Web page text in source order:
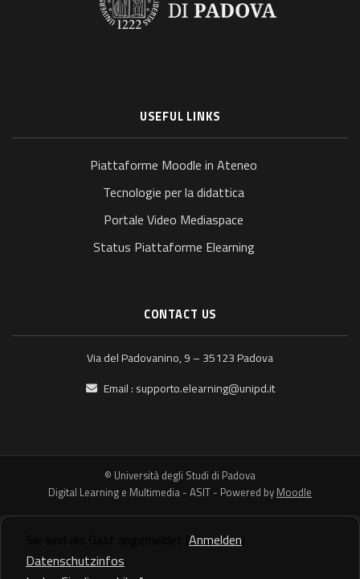
USEFUL LINKS
Piattaforme Moodle in Ateneo
Tecnologie per la didattica
Portale Video Mediaspace
Status Piattaforme Elearning
CONTACT US
Via del Padovanino, 9 – 35123 Padova
Email : supporto.elearning@unipd.it
© Università degli Studi di Padova
Digital Learning e Multimedia - ASIT - Powered by Moodle
Anmelden
Datenschutzinfos